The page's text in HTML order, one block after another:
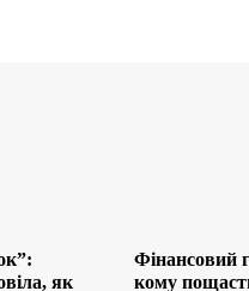
як
Фінансовий
кому